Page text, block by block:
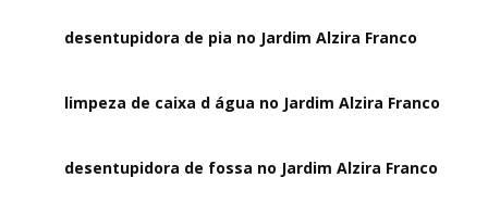
desentupidora de pia no Jardim Alzira Franco
limpeza de caixa d água no Jardim Alzira Franco
desentupidora de fossa no Jardim Alzira Franco